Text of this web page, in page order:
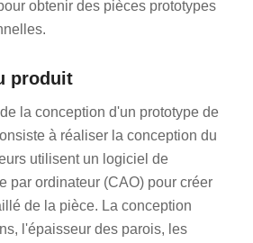
obtenir des pièces prototypes
produit
la conception d'un prototype de
à réaliser la conception du
utilisent un logiciel de
par ordinateur (CAO) pour créer
de la pièce. La conception
l'épaisseur des parois, les